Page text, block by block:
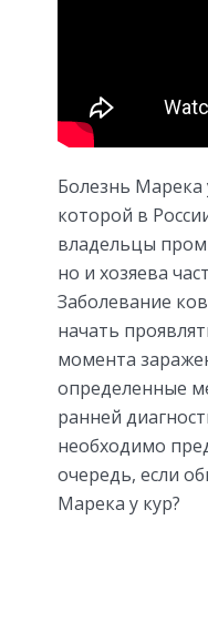
Болезнь Марека
которой в
владельцы
но и хозяева
Заболевание
начать
момента
определенные
ранней
необходимо
очередь, если
Марека у кур?